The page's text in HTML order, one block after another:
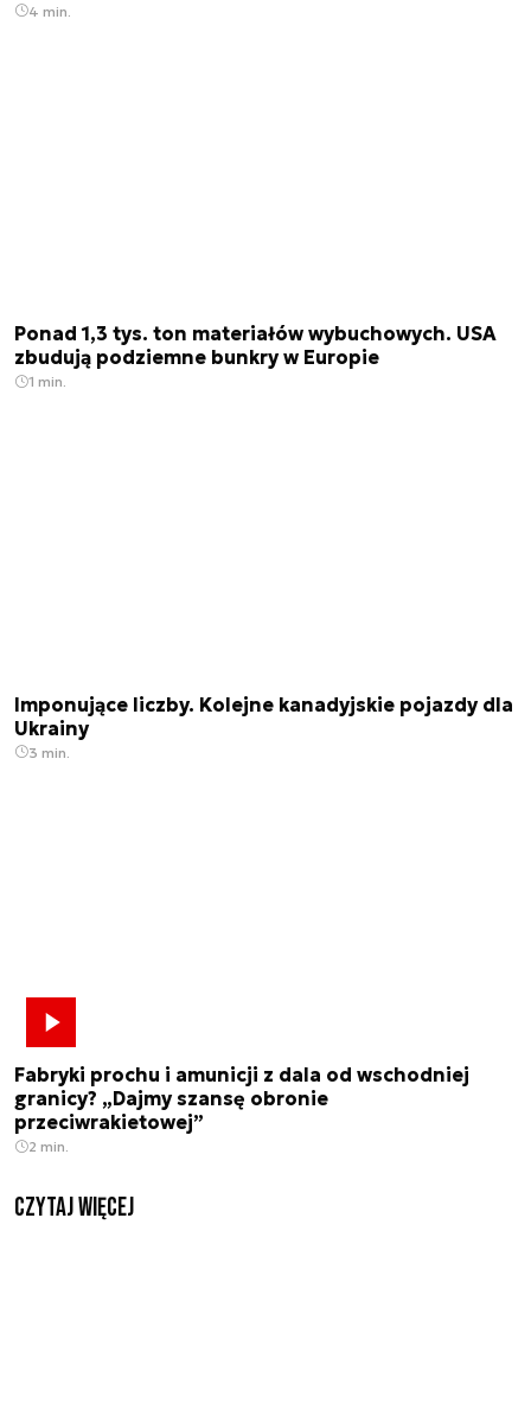
4 min.
Ponad 1,3 tys. ton materiałów wybuchowych. USA
zbudują podziemne bunkry w Europie
1 min.
Imponujące liczby. Kolejne kanadyjskie pojazdy dla
Ukrainy
3 min.
Fabryki prochu i amunicji z dala od wschodniej
granicy? „Dajmy szansę obronie
przeciwrakietowej”
2 min.
czytaj więcej